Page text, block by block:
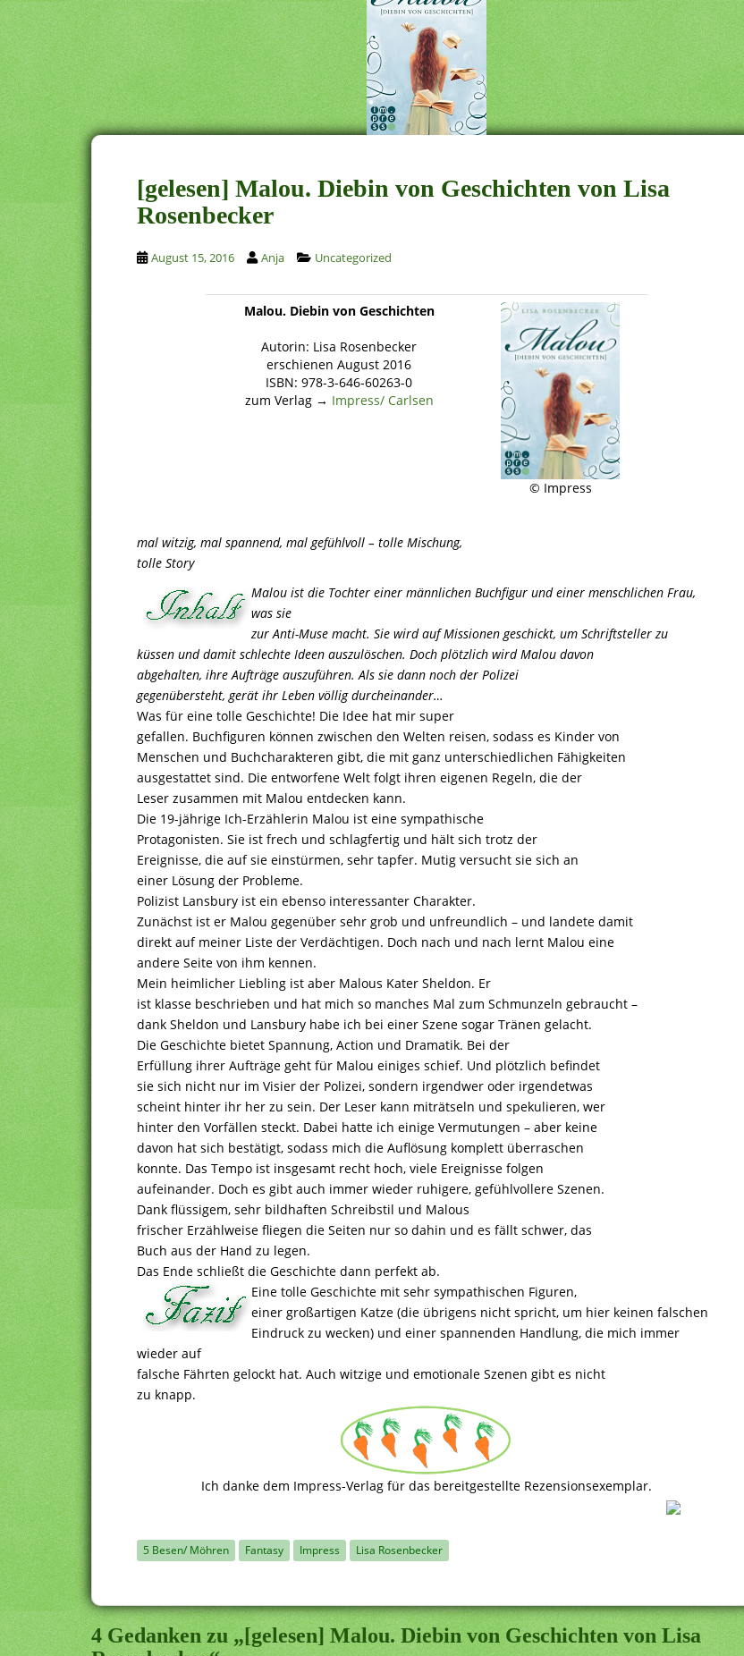
[gelesen] Malou. Diebin von Geschichten von Lisa
Rosenbecker
August 15, 2016 Anja Uncategorized
Malou. Diebin von Geschichten
Autorin: Lisa Rosenbecker
erschienen August 2016
ISBN: 978-3-646-60263-0
zum Verlag → Impress/ Carlsen
© Impress
mal witzig, mal spannend, mal gefühlvoll – tolle Mischung,
tolle Story
Malou ist die Tochter einer männlichen Buchfigur und einer menschlichen Frau,
was sie
zur Anti-Muse macht. Sie wird auf Missionen geschickt, um Schriftsteller zu
küssen und damit schlechte Ideen auszulöschen. Doch plötzlich wird Malou davon
abgehalten, ihre Aufträge auszuführen. Als sie dann noch der Polizei
gegenübersteht, gerät ihr Leben völlig durcheinander…
Was für eine tolle Geschichte! Die Idee hat mir super
gefallen. Buchfiguren können zwischen den Welten reisen, sodass es Kinder von
Menschen und Buchcharakteren gibt, die mit ganz unterschiedlichen Fähigkeiten
ausgestattet sind. Die entworfene Welt folgt ihren eigenen Regeln, die der
Leser zusammen mit Malou entdecken kann.
Die 19-jährige Ich-Erzählerin Malou ist eine sympathische
Protagonisten. Sie ist frech und schlagfertig und hält sich trotz der
Ereignisse, die auf sie einstürmen, sehr tapfer. Mutig versucht sie sich an
einer Lösung der Probleme.
Polizist Lansbury ist ein ebenso interessanter Charakter.
Zunächst ist er Malou gegenüber sehr grob und unfreundlich – und landete damit
direkt auf meiner Liste der Verdächtigen. Doch nach und nach lernt Malou eine
andere Seite von ihm kennen.
Mein heimlicher Liebling ist aber Malous Kater Sheldon. Er
ist klasse beschrieben und hat mich so manches Mal zum Schmunzeln gebraucht –
dank Sheldon und Lansbury habe ich bei einer Szene sogar Tränen gelacht.
Die Geschichte bietet Spannung, Action und Dramatik. Bei der
Erfüllung ihrer Aufträge geht für Malou einiges schief. Und plötzlich befindet
sie sich nicht nur im Visier der Polizei, sondern irgendwer oder irgendetwas
scheint hinter ihr her zu sein. Der Leser kann miträtseln und spekulieren, wer
hinter den Vorfällen steckt. Dabei hatte ich einige Vermutungen – aber keine
davon hat sich bestätigt, sodass mich die Auflösung komplett überraschen
konnte. Das Tempo ist insgesamt recht hoch, viele Ereignisse folgen
aufeinander. Doch es gibt auch immer wieder ruhigere, gefühlvollere Szenen.
Dank flüssigem, sehr bildhaften Schreibstil und Malous
frischer Erzählweise fliegen die Seiten nur so dahin und es fällt schwer, das
Buch aus der Hand zu legen.
Das Ende schließt die Geschichte dann perfekt ab.
Eine tolle Geschichte mit sehr sympathischen Figuren,
einer großartigen Katze (die übrigens nicht spricht, um hier keinen falschen
Eindruck zu wecken) und einer spannenden Handlung, die mich immer
wieder auf
falsche Fährten gelockt hat. Auch witzige und emotionale Szenen gibt es nicht
zu knapp.
Ich danke dem Impress-Verlag für das bereitgestellte Rezensionsexemplar.
5 Besen/ Möhren Fantasy Impress Lisa Rosenbecker
4 Gedanken zu „[gelesen] Malou. Diebin von Geschichten von Lisa